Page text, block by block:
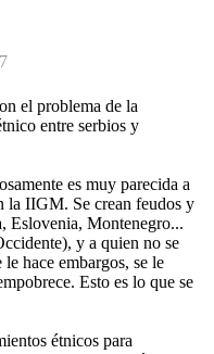
el problema de la
entre serbios y
es muy parecida a
la IIGM. Se crean feudos y
Eslovenia, Montenegro...
y a quien no se
hace embargos, se le
Esto es lo que se
étnicos para